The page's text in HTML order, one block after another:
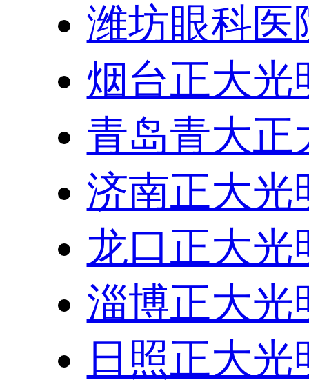
潍坊眼科医
烟台正大光
青岛青大
济南正大光
龙口正大光
淄博正大光
日照正大